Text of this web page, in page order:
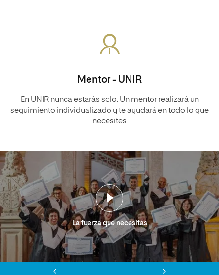
Mentor - UNIR
En UNIR nunca estarás solo. Un mentor realizará un
seguimiento individualizado y te ayudará en todo lo que
necesites
La fuerza que necesitas